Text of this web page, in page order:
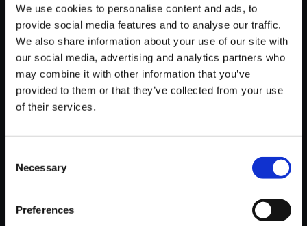
We use cookies to personalise content and ads, to
provide social media features and to analyse our traffic.
We also share information about your use of our site with
our social media, advertising and analytics partners who
may combine it with other information that you’ve
provided to them or that they’ve collected from your use
of their services.
Selection
Necessary
Preferences
【単曲】モンスターハンター 狩
猟音楽集II ～咆哮の章～ 炎国の
150円